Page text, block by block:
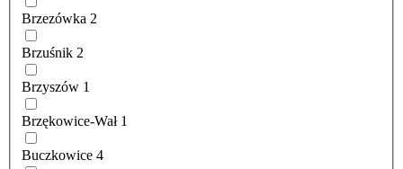
Brzezówka 2
Brzuśnik 2
Brzyszów 1
Brzękowice-Wał 1
Buczkowice 4